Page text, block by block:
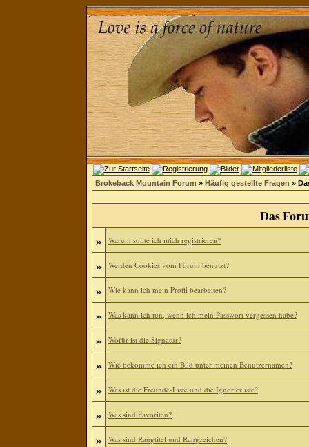
Brokeback Mountain Forum » Häufig gestellte Fragen »
Das
» Warum sollte ich mich registrieren?
» Werden Cookies vom Forum benutzt?
» Wie kann ich mein Profil bearbeiten?
» Was kann ich tun, wenn ich mein Passwort vergessen habe?
» Wofür ist die Signatur?
» Wie bekomme ich ein Bild unter meinen Benutzernamen?
» Was ist die Freunde-Liste und die Ignorierliste?
» Was sind Favoriten?
» Was sind Rangtitel und Rangzeichen?